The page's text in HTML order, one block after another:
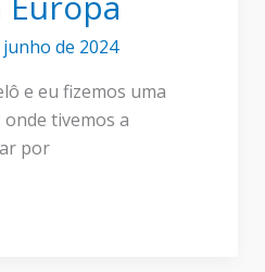
junho de 2024
e eu fizemos uma
tivemos a
por